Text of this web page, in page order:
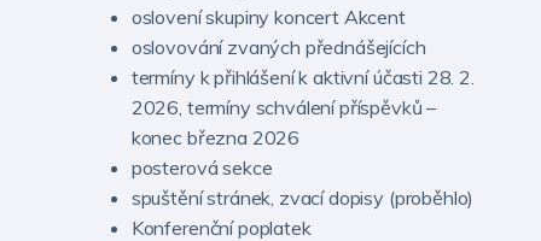
oslovení skupiny koncert Akcent
oslovování zvaných přednášejících
termíny k přihlášení k aktivní účasti 28. 2.
2026, termíny schválení příspěvků –
konec března 2026
posterová sekce
spuštění stránek, zvací dopisy (proběhlo)
Konferenční poplatek